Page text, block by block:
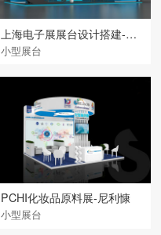
上海电子展展台设计搭建-赛卓
小型展台
PCHI化妆品原料展-尼利慷
小型展台